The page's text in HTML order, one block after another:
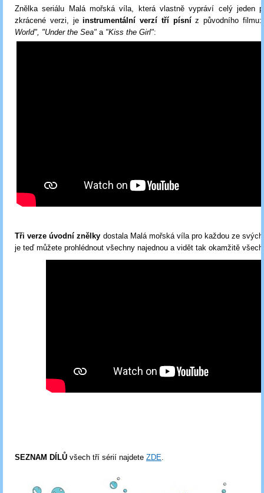
Znělka seriálu Malá mořská víla, která vlastně vypráví celý jeden
zkrácené verzi, jeinstrumentální verzí tří písníz původního
World", "Under the Sea" a"Kiss the Girl":
Tři verze úvodní znělky dostala Malá mořská víla pro každou ze
je teď můžete prohlédnout všechny najednou a vidět tak okamžitě
SEZNAM DÍLŮ všech tří sérií najdete ZDE.